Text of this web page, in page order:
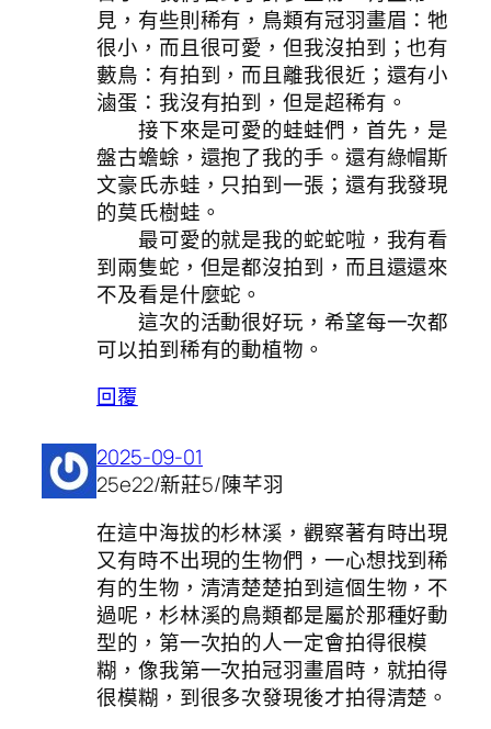
見，有些則稀有，鳥類有冠羽畫眉：牠
很小，而且很可愛，但我沒拍到；也有
藪鳥：有拍到，而且離我很近；還有小
滷蛋：我沒有拍到，但是超稀有。
接下來是可愛的蛙蛙們，首先，是
盤古蟾蜍，還抱了我的手。還有綠帽斯
文豪氏赤蛙，只拍到一張；還有我發現
的莫氏樹蛙。
最可愛的就是我的蛇蛇啦，我有看
到兩隻蛇，但是都沒拍到，而且還還來
不及看是什麼蛇。
這次的活動很好玩，希望每一次都
可以拍到稀有的動植物。
回覆
2025-09-01
25e22/新莊5/陳芊羽
在這中海拔的杉林溪，觀察著有時出現
又有時不出現的生物們，一心想找到稀
有的生物，清清楚楚拍到這個生物，不
過呢，杉林溪的鳥類都是屬於那種好動
型的，第一次拍的人一定會拍得很模
糊，像我第一次拍冠羽畫眉時，就拍得
很模糊，到很多次發現後才拍得清楚。